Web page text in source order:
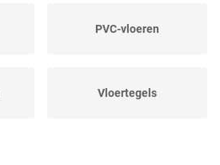
PVC-vloeren
Vloertegels